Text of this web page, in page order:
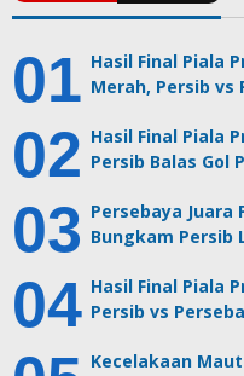
Hasil Final Piala
Merah, Persib vs
Hasil Final Piala
Persib Balas Gol
Persebaya Juara
Bungkam Persib
Hasil Final Piala
Persib vs
Kecelakaan